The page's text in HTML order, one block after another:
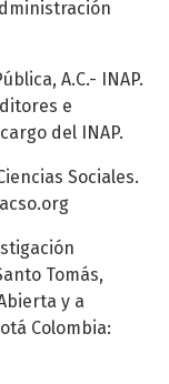
A.C.- INAP.
e
del INAP.
Sociales.
Tomás,
y a
Colombia: